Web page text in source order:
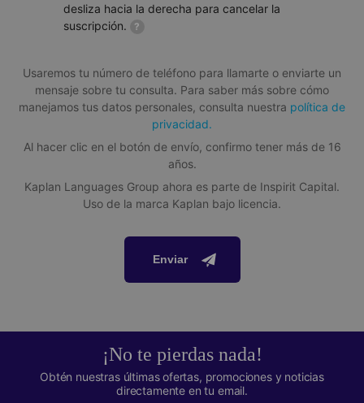
desliza hacia la derecha para cancelar la
suscripción.
?
Usaremos tu número de teléfono para llamarte o enviarte un
mensaje sobre tu consulta. Para saber más sobre cómo
manejamos tus datos personales, consulta nuestra política de
privacidad.
Al hacer clic en el botón de envío, confirmo tener más de 16
años.
Kaplan Languages Group ahora es parte de Inspirit Capital.
Uso de la marca Kaplan bajo licencia.
Enviar
¡No te pierdas nada!
Obtén nuestras últimas ofertas, promociones y noticias
directamente en tu email.